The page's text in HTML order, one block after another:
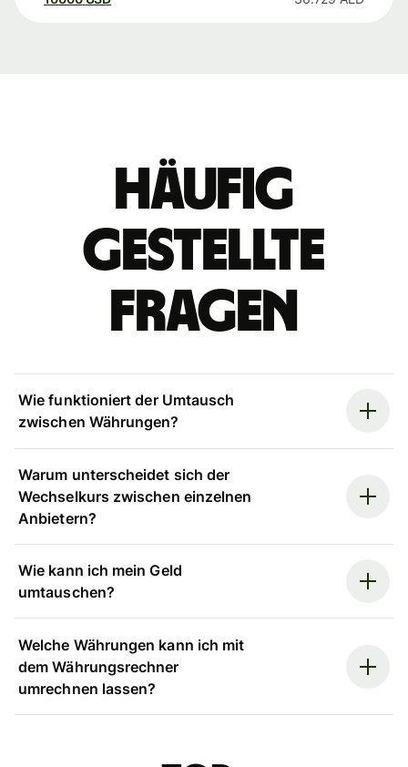
Häufig
gestellte
Fragen
Wie funktioniert der Umtausch
zwischen Währungen?
Warum unterscheidet sich der
Wechselkurs zwischen einzelnen
Anbietern?
Wie kann ich mein Geld
umtauschen?
Welche Währungen kann ich mit
dem Währungsrechner
umrechnen lassen?